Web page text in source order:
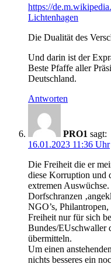
https://
Lichtenhagen
Die Dualität des
Und darin ist der
Beste Pfaffe aller
Deutschland.
Antworten
PRO1 sagt:
16.01.2023 11:36 Uhr
Die Freiheit die er
diese Korruption und
extremen
Dorfschranzen
NGO’s,
Freiheit nur für sich
Bundes/EUschwaller
übermitteln.
Um einen
nichts besseres ein